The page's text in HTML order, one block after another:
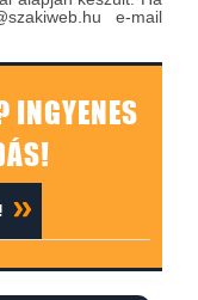
e-mail
INGYENES